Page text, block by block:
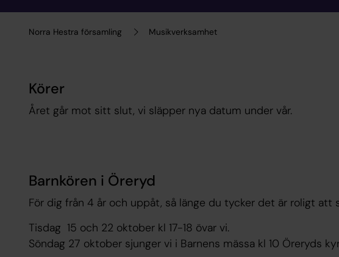
Norra Hestra församling Musikverksamhet
Körer
Året går mot sitt slut, vi släpper nya datum under vår.
Barnkören i Öreryd
För dig från 4 år och uppåt, så länge du tycker det är roligt att
Tisdag 15 och 22 oktober kl 17-18 övar vi.
Söndag 27 oktober sjunger vi i Barnens mässa kl 10 Öreryds